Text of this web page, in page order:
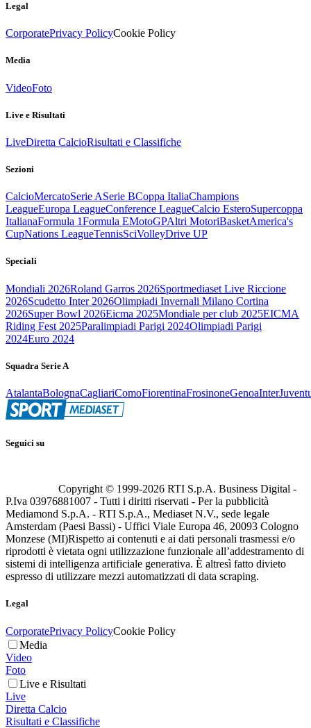
Legal
CorporatePrivacy PolicyCookie Policy
Media
VideoFoto
Live e Risultati
LiveDiretta CalcioRisultati e Classifiche
Sezioni
CalcioMercatoSerie ASerie BCoppa ItaliaChampions
LeagueEuropa LeagueConference LeagueCalcio EsteroSupercoppa
ItalianaFormula 1Formula EMotoGPAltri MotoriBasketAmerica's
CupNations LeagueTennisSciVolleyDrive UP
Speciali
Mondiali 2026Roland Garros 2026Sportmediaset Live Riccione
2026Scudetto Inter 2026Olimpiadi Invernali Milano Cortina
2026Super Bowl 2026Eicma 2025Mondiale per club 2025EICMA
Riding Fest 2025Paralimpiadi Parigi 2024Olimpiadi Parigi
2024Euro 2024
Squadra Serie A
AtalantaBolognaCagliariComoFiorentinaFrosinoneGenoaInter
Seguici su
Copyright © 1999-2026 RTI S.p.A. Business Digital -
P.Iva 03976881007 - Tutti i diritti riservati - Per la pubblicità
Mediamond S.p.A. - RTI S.p.A., Mediaset N.V., sede legale
Amsterdam (Paesi Bassi) - Uffici Viale Europa 46, 20093 Cologno
Monzese (MI)Rispetto ai contenuti e ai dati personali trasmessi e/o
riprodotti è vietata ogni utilizzazione funzionale all’addestramento di
sistemi di intelligenza artificiale generativa. È altresì fatto divieto
espresso di utilizzare mezzi automatizzati di data scraping.
Legal
CorporatePrivacy PolicyCookie Policy
Media
Video
Foto
Live e Risultati
Live
Diretta Calcio
Risultati e Classifiche